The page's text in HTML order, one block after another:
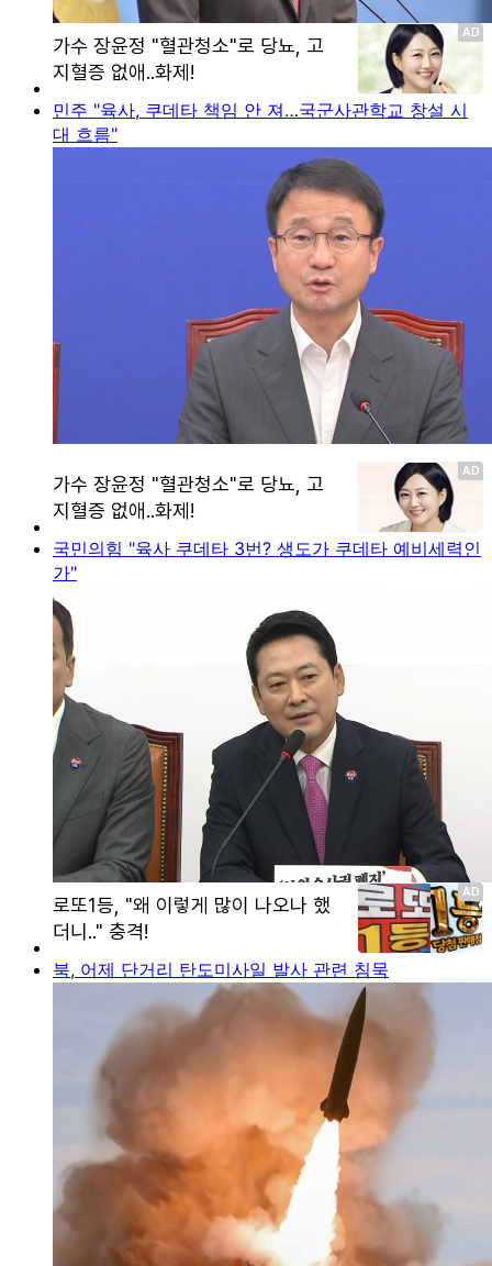
민주 "육사, 쿠데타 책임 안 져…국군사관학교 창설 시
대 흐름"
국민의힘 "육사 쿠데타 3번? 생도가 쿠데타 예비세력인
가"
북, 어제 단거리 탄도미사일 발사 관련 침묵